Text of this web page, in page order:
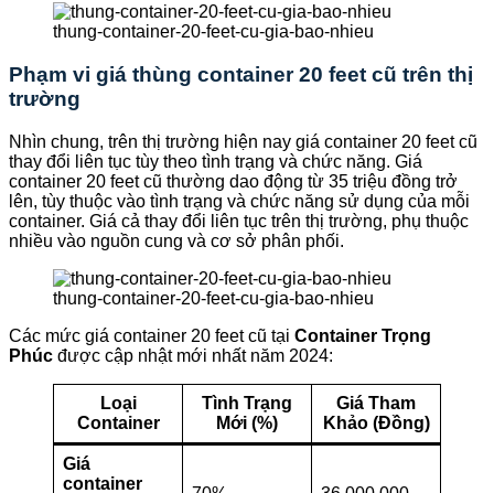
thung-container-20-feet-cu-gia-bao-nhieu
Phạm vi giá thùng container 20 feet cũ trên thị
trường
Nhìn chung, trên thị trường hiện nay giá container 20 feet cũ
thay đổi liên tục tùy theo tình trạng và chức năng. Giá
container 20 feet cũ thường dao động từ 35 triệu đồng trở
lên, tùy thuộc vào tình trạng và chức năng sử dụng của mỗi
container. Giá cả thay đổi liên tục trên thị trường, phụ thuộc
nhiều vào nguồn cung và cơ sở phân phối.
thung-container-20-feet-cu-gia-bao-nhieu
Các mức giá container 20 feet cũ tại Container Trọng
Phúc được cập nhật mới nhất năm 2024:
Loại
Container
Tình Trạng
Mới (%)
Giá Tham
Khảo (Đồng)
Giá
container